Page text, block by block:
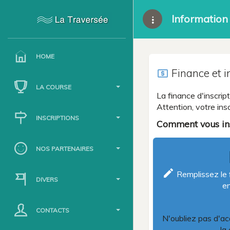
HOME
LA COURSE
INSCRIPTIONS
NOS PARTENAIRES
DIVERS
CONTACTS
local_atm Finance et
La finance
Attention, votre
Comment vous
create Remplissez
N'oubliez pas